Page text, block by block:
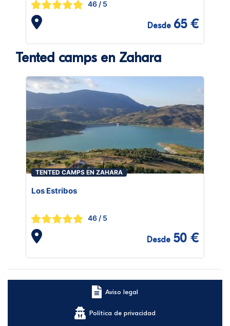
46 / 5
Desde 65 €
Tented camps en Zahara
TENTED CAMPS EN ZAHARA
Los Estribos
46 / 5
Desde 50 €
Aviso legal
Política de privacidad